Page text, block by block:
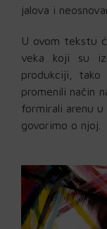
jalova i
U ovom tekstu
veka koji su
produkciji,
promenili način
formirali arenu
govorimo o njoj.